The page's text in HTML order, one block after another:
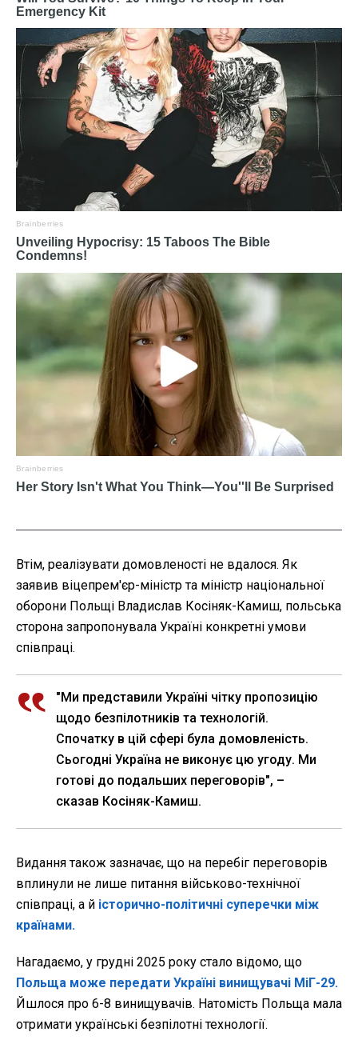
Втім, реалізувати домовленості не вдалося. Як
заявив віцепрем'єр-міністр та міністр національної
оборони Польщі Владислав Косіняк-Камиш, польська
сторона запропонувала Україні конкретні умови
співпраці.
"Ми представили Україні чітку пропозицію
щодо безпілотників та технологій.
Спочатку в цій сфері була домовленість.
Сьогодні Україна не виконує цю угоду. Ми
готові до подальших переговорів", –
сказав Косіняк-Камиш.
Видання також зазначає, що на перебіг переговорів
вплинули не лише питання військово-технічної
співпраці, а й історично-політичні суперечки між
країнами.
Нагадаємо, у грудні 2025 року стало відомо, що
Польща може передати Україні винищувачі МіГ-29.
Йшлося про 6-8 винищувачів. Натомість Польща мала
отримати українські безпілотні технології.